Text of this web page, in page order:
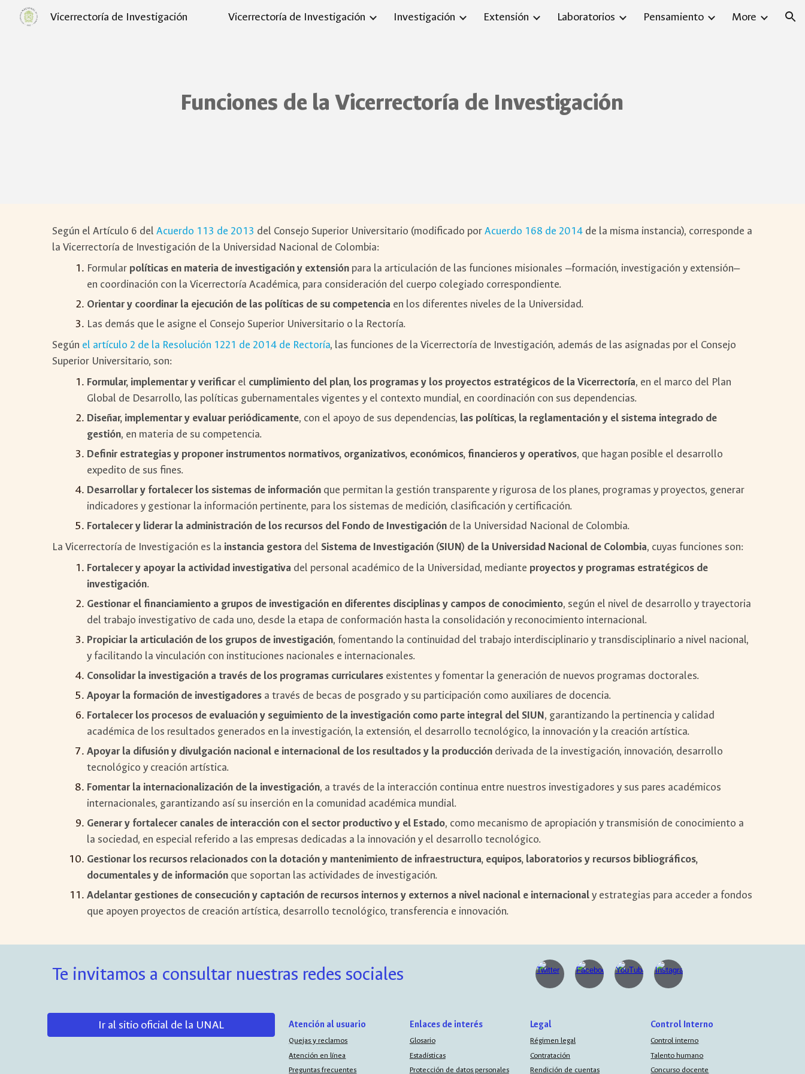
Skip to main content Skip to navigation
Vicerrectoría de Investigación Vicerrectoría de Investigación Investigación Extensión Laboratorios Pensamiento More
Funciones de la Vicerrectoría de Investigación
Según el Artículo 6 delAcuerdo 113 de 2013 del Consejo Superior Universitario (modificado porAcuerdo 168 de 2014 de la misma instancia), corresponde a
la Vicerrectoría de Investigación de la Universidad Nacional de Colombia:
Formular políticas en materia de investigación y extensiónpara la articulación de las funciones misionales —formación, investigación y extensión—
en coordinación con la Vicerrectoría Académica, para consideración del cuerpo colegiado correspondiente.
Orientar y coordinar la ejecución de las políticas de su competencia en los diferentes niveles de la Universidad.
Las demás que le asigne el Consejo Superior Universitario o la Rectoría.
Según el artículo 2 de la Resolución 1221 de 2014 de Rectoría, las funciones de la Vicerrectoría de Investigación, además de las asignadas por el Consejo
Superior Universitario, son:
Formular, implementar y verificarel cumplimiento del plan, los programas y los proyectos estratégicos de la Vicerrectoría, en el marco del Plan
Global de Desarrollo, las políticas gubernamentales vigentes y el contexto mundial, en coordinación con sus dependencias.
Diseñar, implementar y evaluar periódicamente, con el apoyo de sus dependencias, las políticas, la reglamentación y el sistema integrado de
gestión, en materia de su competencia.
Definir estrategias y proponer instrumentos normativos, organizativos, económicos, financieros y operativos, que hagan posible el desarrollo
expedito de sus fines.
Desarrollar y fortalecer los sistemas de información que permitan la gestión transparente y rigurosa de los planes, programas y proyectos, generar
indicadores y gestionar la información pertinente, para los sistemas de medición, clasificación y certificación.
Fortalecer y liderar la administración de los recursos del Fondo de Investigaciónde la Universidad Nacional de Colombia.
La Vicerrectoría de Investigación es la instancia gestora del Sistema de Investigación (SIUN) de la Universidad Nacional de Colombia, cuyas funciones son:
Fortalecer y apoyar la actividad investigativa del personal académico de la Universidad, mediante proyectos y programas estratégicos de
investigación.
Gestionar el financiamiento a grupos de investigación en diferentes disciplinas y campos de conocimiento, según el nivel de desarrollo y trayectoria
del trabajo investigativo de cada uno, desde la etapa de conformación hasta la consolidación y reconocimiento internacional.
Propiciar la articulación de los grupos de investigación, fomentando la continuidad del trabajo interdisciplinario y transdisciplinario a nivel nacional,
y facilitando la vinculación con instituciones nacionales e internacionales.
Consolidar la investigación a través de los programas curricularesexistentes y fomentar la generación de nuevos programas doctorales.
Apoyar la formación de investigadoresa través de becas de posgrado y su participación como auxiliares de docencia.
Fortalecer los procesos de evaluación y seguimiento de la investigación como parte integral del SIUN, garantizando la pertinencia y calidad
académica de los resultados generados en la investigación, la extensión, el desarrollo tecnológico, la innovación y la creación artística.
Apoyar la difusión y divulgación nacional e internacional de los resultados y la producciónderivada de la investigación, innovación, desarrollo
tecnológico y creación artística.
Fomentar la internacionalización de la investigación, a través de la interacción continua entre nuestros investigadores y sus pares académicos
internacionales, garantizando así su inserción en la comunidad académica mundial.
Generar y fortalecer canales de interacción con el sector productivo y el Estado, como mecanismo de apropiación y transmisión de conocimiento a
la sociedad, en especial referido a las empresas dedicadas a la innovación y el desarrollo tecnológico.
Gestionar los recursos relacionados con la dotación y mantenimiento de infraestructura, equipos, laboratorios y recursos bibliográficos,
documentales y de informaciónque soportan las actividades de investigación.
Adelantar gestiones de consecución y captación de recursos internos y externos a nivel nacional e internacionaly estrategias para acceder a fondos
que apoyen proyectos de creación artística, desarrollo tecnológico, transferencia e innovación.
Te invitamos a consultar nuestras redes sociales
Ir al sitio oficial de la UNAL Atención al usuario
Quejas y reclamos
Atención en línea
Preguntas frecuentes
Enlaces de interés
Glosario
Estadísticas
Protección de datos personales
Legal
Régimen legal
Contratación
Rendición de cuentas
Control Interno
Control interno
Talento humano
Concurso docente